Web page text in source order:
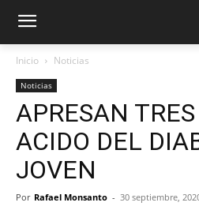
Inicio Noticias
Noticias
APRESAN
ACIDO DEL
JOVEN
Por Rafael Monsanto - 30 septiembre,